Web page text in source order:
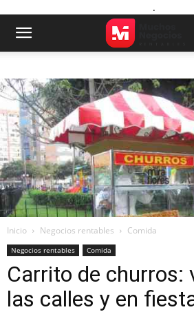
.
Inicio Negocios rentables Comida
Negocios rentables Comida
Carrito de churros:
las calles y en